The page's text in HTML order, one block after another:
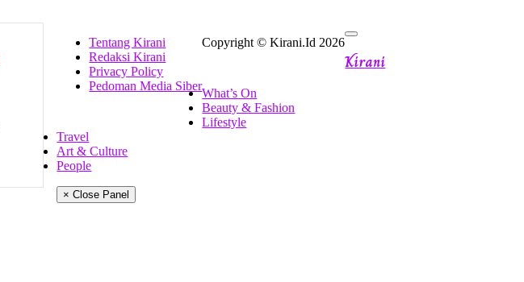
Tentang Kirani
Redaksi Kirani
Privacy Policy
Pedoman Media Siber
Copyright © Kirani.Id 2026
Kirani
What’s On
Beauty & Fashion
Lifestyle
Travel
Art & Culture
People
× Close Panel